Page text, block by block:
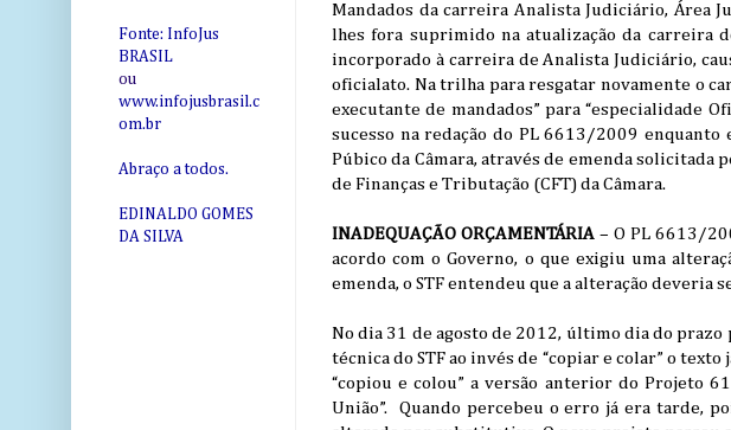
Mandados da carreira Analista Judiciário, Área
lhes fora suprimido na atualização da carreira
incorporado à carreira de Analista Judiciário,
oficialato. Na trilha para resgatar novamente o
executante de mandados” para “especialidade
sucesso na redação do PL 6613/2009
Púbico da Câmara, através de emenda solicitada
de Finanças e Tributação (CFT) da Câmara.
INADEQUAÇÃO ORÇAMENTÁRIA – O PL 6613/
acordo com o Governo, o que exigiu uma
emenda, o STF entendeu que a alteração deveria
No dia 31 de agosto de 2012, último dia do
técnica do STF ao invés de “copiar e colar” o
“copiou e colou” a versão anterior do Projeto
União”. Quando percebeu o erro já era tarde,
Fonte: InfoJus
BRASIL
ou
www.infojusbrasil.c
om.br
Abraço a todos.
EDINALDO GOMES
DA SILVA